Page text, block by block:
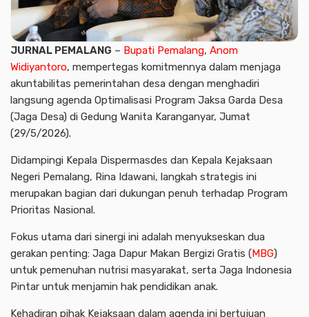
JURNAL PEMALANG – Bupati Pemalang, Anom
Widiyantoro, mempertegas komitmennya dalam menjaga
akuntabilitas pemerintahan desa dengan menghadiri
langsung agenda Optimalisasi Program Jaksa Garda Desa
(Jaga Desa) di Gedung Wanita Karanganyar, Jumat
(29/5/2026).
Didampingi Kepala Dispermasdes dan Kepala Kejaksaan
Negeri Pemalang, Rina Idawani, langkah strategis ini
merupakan bagian dari dukungan penuh terhadap Program
Prioritas Nasional.
Fokus utama dari sinergi ini adalah menyukseskan dua
gerakan penting: Jaga Dapur Makan Bergizi Gratis (MBG)
untuk pemenuhan nutrisi masyarakat, serta Jaga Indonesia
Pintar untuk menjamin hak pendidikan anak.
Kehadiran pihak Kejaksaan dalam agenda ini bertujuan